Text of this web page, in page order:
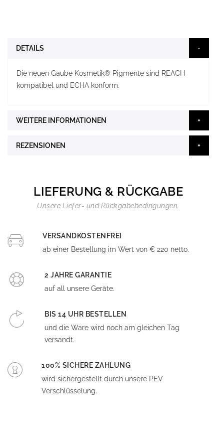
DETAILS
Die neuen Gaube Kosmetik® Pigmente sind REACH
kompatibel und ECHA konform.
WEITERE INFORMATIONEN
REZENSIONEN
LIEFERUNG & RÜCKGABE
Unsere Liefer- und Rückgabebedingungen.
VERSANDKOSTENFREI
ab einer Bestellung im Wert von € 220 netto.
2 JAHRE GARANTIE
auf all unsere Geräte.
BIS 14 UHR BESTELLEN
und die Ware wird noch am gleichen Tag
versandt.
100% SICHERE ZAHLUNG
wird sichergestellt durch unsere PEV
Verschlüsselung.